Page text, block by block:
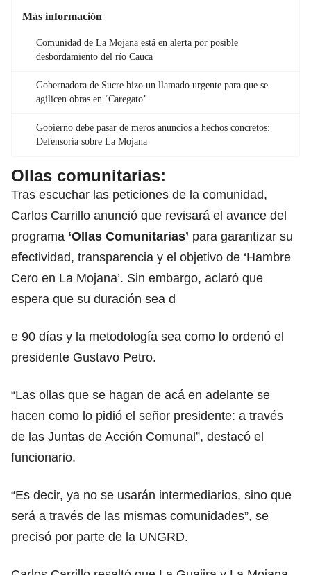
Más información
Comunidad de La Mojana está en alerta por posible
desbordamiento del río Cauca
Gobernadora de Sucre hizo un llamado urgente para que se
agilicen obras en ‘Caregato’
Gobierno debe pasar de meros anuncios a hechos concretos:
Defensoría sobre La Mojana
Ollas comunitarias:
Tras escuchar las peticiones de la comunidad,
Carlos Carrillo anunció que revisará el avance del
programa ‘Ollas Comunitarias’ para garantizar su
efectividad, transparencia y el objetivo de ‘Hambre
Cero en La Mojana’. Sin embargo, aclaró que
espera que su duración sea d
e 90 días y la metodología sea como lo ordenó el
presidente Gustavo Petro.
“Las ollas que se hagan de acá en adelante se
hacen como lo pidió el señor presidente: a través
de las Juntas de Acción Comunal”, destacó el
funcionario.
“Es decir, ya no se usarán intermediarios, sino que
será a través de las mismas comunidades”, se
precisó por parte de la UNGRD.